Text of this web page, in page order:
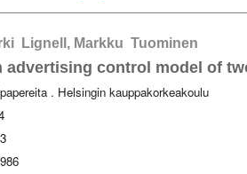
Lignell, Markku Tuominen
advertising control model of
. Helsingin kauppakorkeakoulu